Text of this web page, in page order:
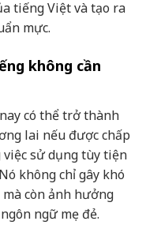
tiếng Việt và tạo ra
mực.
không cần
có thể trở thành
lai nếu được chấp
sử dụng tùy tiện
không chỉ gây khó
còn ảnh hưởng
ngữ mẹ đẻ.